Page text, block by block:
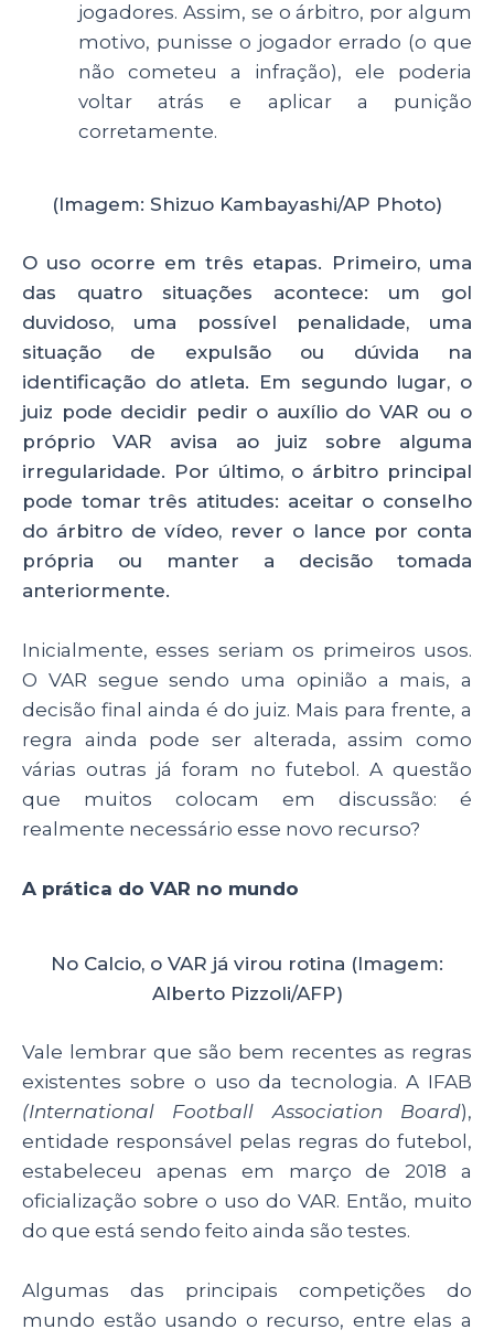
jogadores. Assim, se o árbitro, por algum
motivo, punisse o jogador errado (o que
não cometeu a infração), ele poderia
voltar atrás e aplicar a punição
corretamente.
(Imagem: Shizuo Kambayashi/AP Photo)
O uso ocorre em três etapas. Primeiro, uma
das quatro situações acontece: um gol
duvidoso, uma possível penalidade, uma
situação de expulsão ou dúvida na
identificação do atleta. Em segundo lugar, o
juiz pode decidir pedir o auxílio do VAR ou o
próprio VAR avisa ao juiz sobre alguma
irregularidade. Por último, o árbitro principal
pode tomar três atitudes: aceitar o conselho
do árbitro de vídeo, rever o lance por conta
própria ou manter a decisão tomada
anteriormente.
Inicialmente, esses seriam os primeiros usos.
O VAR segue sendo uma opinião a mais, a
decisão final ainda é do juiz. Mais para frente, a
regra ainda pode ser alterada, assim como
várias outras já foram no futebol. A questão
que muitos colocam em discussão: é
realmente necessário esse novo recurso?
A prática do VAR no mundo
No Calcio, o VAR já virou rotina (Imagem:
Alberto Pizzoli/AFP)
Vale lembrar que são bem recentes as regras
existentes sobre o uso da tecnologia. A IFAB
(International Football Association Board),
entidade responsável pelas regras do futebol,
estabeleceu apenas em março de 2018 a
oficialização sobre o uso do VAR. Então, muito
do que está sendo feito ainda são testes.
Algumas das principais competições do
mundo estão usando o recurso, entre elas a